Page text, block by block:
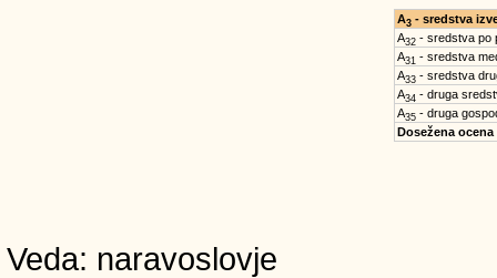
A3- sredstva
A32- sredstva po
A31 - sredstva
A33- sredstva
A34 - druga
A35- druga
Dosežena ocena
Veda: naravoslovje